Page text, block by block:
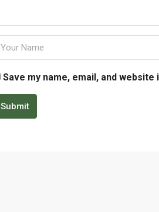
Save my name, email, and
Submit